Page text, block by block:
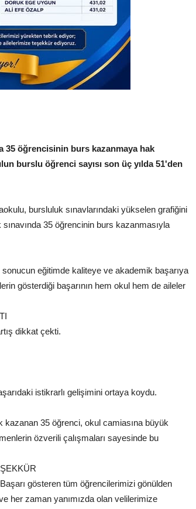
35 öğrencisinin burs kazanmaya hak
burslu öğrenci sayısı son üç yılda 51'den
bursluluk sınavlarındaki yükselen grafiğini
35 öğrencinin burs kazanmasıyla
eğitimde kaliteye ve akademik başarıya
gösterdiği başarının hem okul hem de aileler
dikkat çekti.
istikrarlı gelişimini ortaya koydu.
kazanan 35 öğrenci, okul camiasına büyük
özverili çalışmaları sayesinde bu
gösteren tüm öğrencilerimizi gönülden
her zaman yanımızda olan velilerimize